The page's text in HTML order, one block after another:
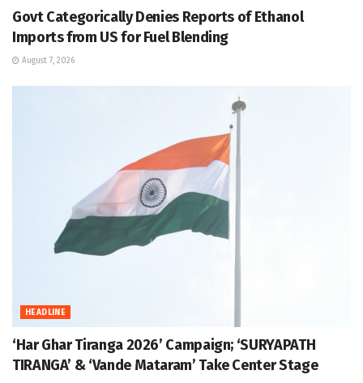
Govt Categorically Denies Reports of Ethanol
Imports from US for Fuel Blending
August 7, 2026
HEADLINE
‘Har Ghar Tiranga 2026’ Campaign; ‘SURYAPATH
TIRANGA’ & ‘Vande Mataram’ Take Center Stage